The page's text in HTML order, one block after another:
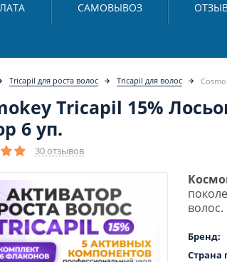
САМОВЫВОЗ
Tricapil для роста волос Tricapil для волос
Tricapil 15%
6 уп.
30 отзывов
волос.
Бренд:
Страна